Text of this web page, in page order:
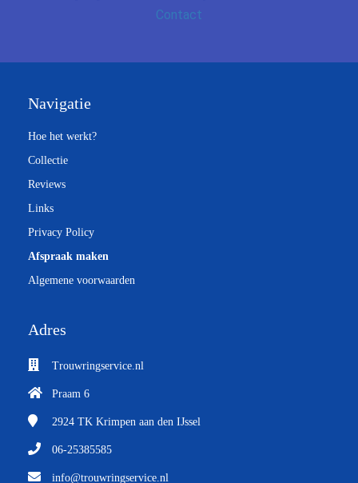
Contact
Navigatie
Hoe het werkt?
Collectie
Reviews
Links
Privacy Policy
Afspraak maken
Algemene voorwaarden
Adres
Trouwringservice.nl
Praam 6
2924 TK Krimpen aan den IJssel
06-25385585
info@trouwringservice.nl